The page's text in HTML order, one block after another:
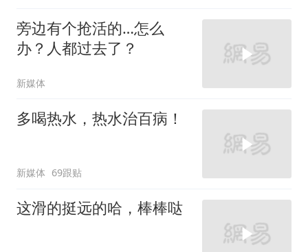
旁边有个抢活的…怎么
办？人都过去了？
新媒体
多喝热水，热水治百病！
新媒体 69跟贴
这滑的挺远的哈，棒棒哒